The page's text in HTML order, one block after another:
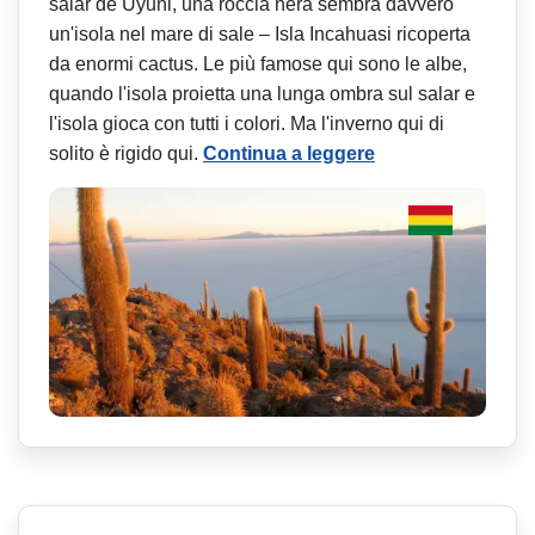
salar de Uyuni, una roccia nera sembra davvero
un'isola nel mare di sale – Isla Incahuasi ricoperta
da enormi cactus. Le più famose qui sono le albe,
quando l'isola proietta una lunga ombra sul salar e
l'isola gioca con tutti i colori. Ma l'inverno qui di
solito è rigido qui. Continua a leggere